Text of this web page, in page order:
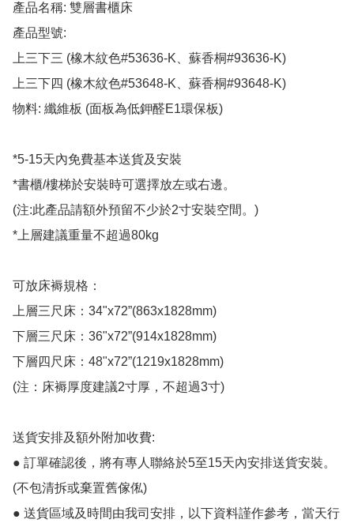
產品名稱: 雙層書櫃床
產品型號:
上三下三 (橡木紋色#53636-K、蘇香桐#93636-K)
上三下四 (橡木紋色#53648-K、蘇香桐#93648-K)
物料: 纖維板 (面板為低鉀醛E1環保板)
*5-15天內免費基本送貨及安裝
*書櫃/樓梯於安裝時可選擇放左或右邊。
(注:此產品請額外預留不少於2寸安裝空間。)
*上層建議重量不超過80kg
可放床褥規格：
上層三尺床：34"x72”(863x1828mm)
下層三尺床：36"x72”(914x1828mm)
下層四尺床：48"x72”(1219x1828mm)
(注：床褥厚度建議2寸厚，不超過3寸)
送貨安排及額外附加收費:
● 訂單確認後，將有專人聯絡於5至15天內安排送貨安裝。
(不包清拆或棄置舊傢俬)
● 送貨區域及時間由我司安排，以下資料謹作參考，當天行